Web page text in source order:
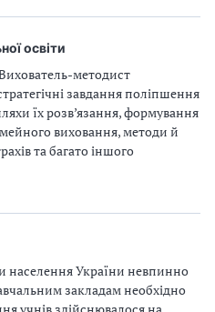
освіти
методист
завдання поліпшення
їх розв’язання, формування
виховання, методи й
та багато іншого
населення України невпинно
закладам необхідно